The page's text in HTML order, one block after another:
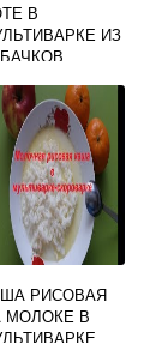
В
ИЗ
РИСОВАЯ
МОЛОКЕ В